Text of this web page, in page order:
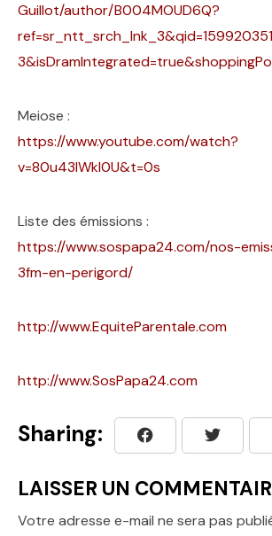
Guillot/author/B004MOUD6Q?
Meiose :
https://www.youtube.com/watch?
v=80u43IWkI0U&t=0s
Liste des émissions :
https://www.sospapa24.com/nos-
3fm-en-perigord/
http://www.EquiteParentale.com
http://www.SosPapa24.com
Sharing:
LAISSER UN
Votre adresse e-mail ne sera pas